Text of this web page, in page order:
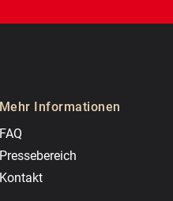
Mehr Informationen
FAQ
Pressebereich
Kontakt